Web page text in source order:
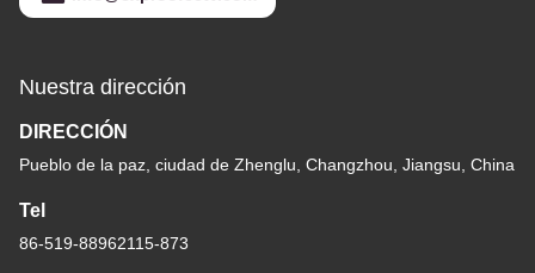
Nuestra dirección
DIRECCIÓN
Pueblo de la paz, ciudad de Zhenglu, Changzhou, Jiangsu, China
Tel
86-519-88962115-873